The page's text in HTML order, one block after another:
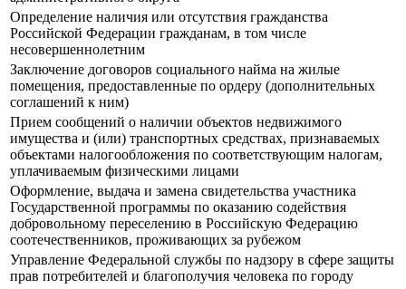
Определение наличия или отсутствия гражданства
Российской Федерации гражданам, в том числе
несовершеннолетним
Заключение договоров социального найма на жилые
помещения, предоставленные по ордеру (дополнительных
соглашений к ним)
Прием сообщений о наличии объектов недвижимого
имущества и (или) транспортных средствах, признаваемых
объектами налогообложения по соответствующим налогам,
уплачиваемым физическими лицами
Оформление, выдача и замена свидетельства участника
Государственной программы по оказанию содействия
добровольному переселению в Российскую Федерацию
соотечественников, проживающих за рубежом
Управление Федеральной службы по надзору в сфере защиты
прав потребителей и благополучия человека по городу